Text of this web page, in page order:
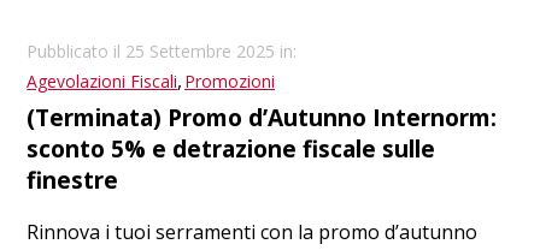
Pubblicato il 25 Settembre 2025 in:
Agevolazioni Fiscali, Promozioni
(Terminata) Promo d’Autunno Internorm:
sconto 5% e detrazione fiscale sulle
finestre
Rinnova i tuoi serramenti con la promo d’autunno